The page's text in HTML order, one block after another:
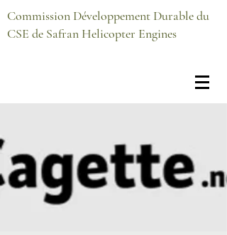
Commission Développement Durable du
CSE de Safran Helicopter Engines